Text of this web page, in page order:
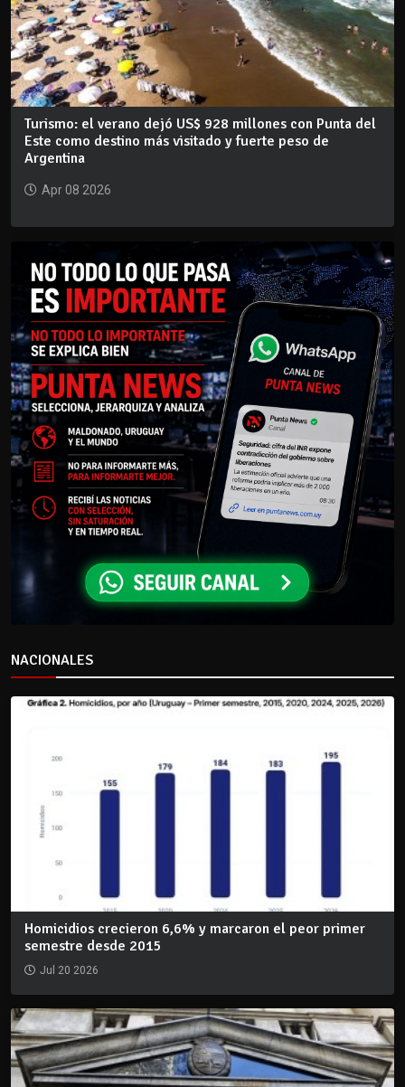
Turismo: el verano dejó US$ 928 millones con Punta del
Este como destino más visitado y fuerte peso de
Argentina
Apr 08 2026
NACIONALES
Homicidios crecieron 6,6% y marcaron el peor primer
semestre desde 2015
Jul 20 2026